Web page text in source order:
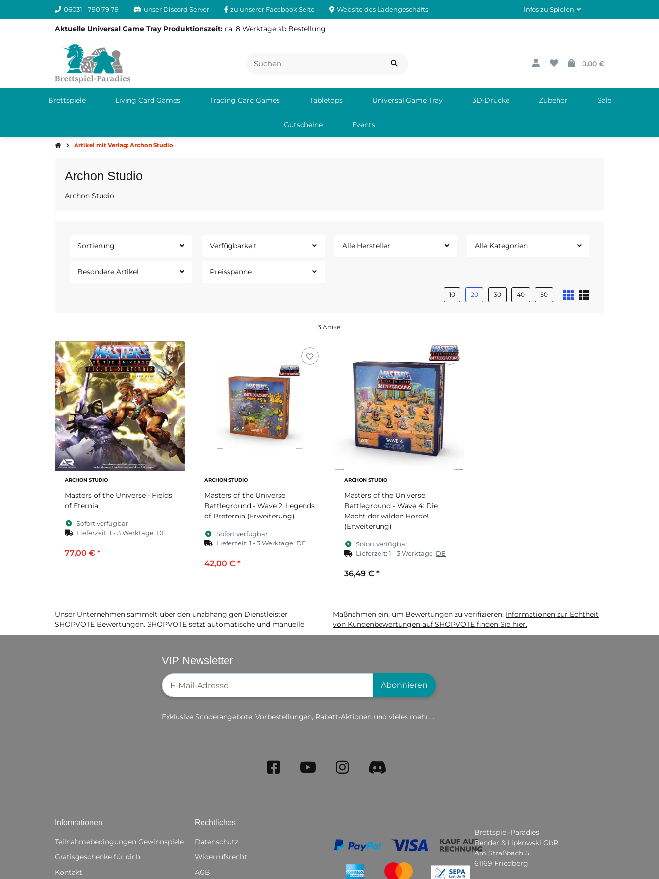
06031 - 790 79 79 unser Discord Server zu unserer Facebook Seite Website des Ladengeschäfts Infos zu Spielen
Aktuelle Universal Game Tray Produktionszeit: ca. 8 Werktage ab Bestellung
0,00 €
Brettspiele Living Card Games Trading Card Games Tabletops Universal Game Tray 3D-Drucke Zubehör Sale
Gutscheine Events
Artikel mit Verlag: Archon Studio
Archon Studio
Archon Studio
Sortierung Verfügbarkeit Alle Hersteller Alle Kategorien
Besondere Artikel Preisspanne
10 20 30 40 50
3 Artikel
ARCHON STUDIO
Masters of the Universe - Fields
of Eternia
Sofort verfügbar
Lieferzeit:1 - 3 Werktage DE
77,00 € *
ARCHON STUDIO
Masters of the Universe
Battleground - Wave 2: Legends
of Preternia (Erweiterung)
Sofort verfügbar
Lieferzeit:1 - 3 Werktage DE
42,00 € *
ARCHON STUDIO
Masters of the Universe
Battleground - Wave 4: Die
Macht der wilden Horde!
(Erweiterung)
Sofort verfügbar
Lieferzeit:1 - 3 Werktage DE
36,49 € *
Unser Unternehmen sammelt über den unabhängigen Dienstleister
SHOPVOTE Bewertungen. SHOPVOTE setzt automatische und manuelle
Maßnahmen ein, um Bewertungen zu verifizieren. Informationen zur Echtheit
von Kundenbewertungen auf SHOPVOTE finden Sie hier.
VIP Newsletter
Newsletter-Registrierung
Abonnieren
Exklusive Sonderangebote, Vorbestellungen, Rabatt-Aktionen und vieles mehr.....
Informationen
Teilnahmebedingungen Gewinnspiele
Gratisgeschenke für dich
Kontakt
Rechtliches
Datenschutz
Widerrufsrecht
AGB
Brettspiel-Paradies
Bender & Lipkowski GbR
Am Straßbach 5
61169 Friedberg